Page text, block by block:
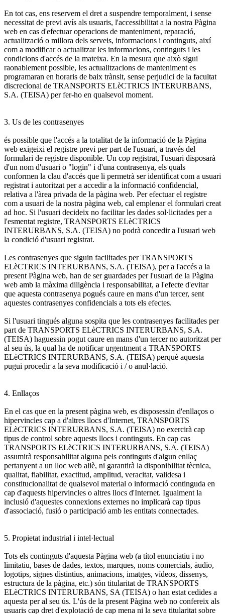
En tot cas, ens reservem el dret a suspendre temporalment, i sense
necessitat de previ avís als usuaris, l'accessibilitat a la nostra Pàgina
web en cas d'efectuar operacions de manteniment, reparació,
actualització o millora dels serveis, informacions i continguts, així
com a modificar o actualitzar les informacions, continguts i les
condicions d'accés de la mateixa. En la mesura que això sigui
raonablement possible, les actualitzacions de manteniment es
programaran en horaris de baix trànsit, sense perjudici de la facultat
discrecional de TRANSPORTS ELèCTRICS INTERURBANS,
S.A. (TEISA) per fer-ho en qualsevol moment.
3. Us de les contrasenyes
és possible que l'accés a la totalitat de la informació de la Pàgina
web exigeixi el registre previ per part de l'usuari, a través del
formulari de registre disponible. Un cop registrat, l'usuari disposarà
d'un nom d'usuari o "login" i d'una contrasenya, els quals
conformen la clau d'accés que li permetrà ser identificat com a usuari
registrat i autoritzat per a accedir a la informació confidencial,
relativa a l'àrea privada de la pàgina web. Per efectuar el registre
com a usuari de la nostra pàgina web, cal emplenar el formulari creat
ad hoc. Si l'usuari decideix no facilitar les dades sol·licitades per a
l'esmentat registre, TRANSPORTS ELèCTRICS
INTERURBANS, S.A. (TEISA) no podrà concedir a l'usuari web
la condició d'usuari registrat.
Les contrasenyes que siguin facilitades per TRANSPORTS
ELèCTRICS INTERURBANS, S.A. (TEISA), per a l'accés a la
present Pàgina web, han de ser guardades per l'usuari de la Pàgina
web amb la màxima diligència i responsabilitat, a l'efecte d'evitar
que aquesta contrasenya pogués caure en mans d'un tercer, sent
aquestes contrasenyes confidencials a tots els efectes.
Si l'usuari tingués alguna sospita que les contrasenyes facilitades per
part de TRANSPORTS ELèCTRICS INTERURBANS, S.A.
(TEISA) haguessin pogut caure en mans d'un tercer no autoritzat per
al seu ús, la qual ha de notificar urgentment a TRANSPORTS
ELèCTRICS INTERURBANS, S.A. (TEISA) perquè aquesta
pugui procedir a la seva modificació i / o anul·lació.
4. Enllaços
En el cas que en la present pàgina web, es disposessin d'enllaços o
hipervincles cap a d'altres llocs d'Internet, TRANSPORTS
ELèCTRICS INTERURBANS, S.A. (TEISA) no exercirà cap
tipus de control sobre aquests llocs i continguts. En cap cas
TRANSPORTS ELèCTRICS INTERURBANS, S.A. (TEISA)
assumirà responsabilitat alguna pels continguts d'algun enllaç
pertanyent a un lloc web aliè, ni garantirà la disponibilitat tècnica,
qualitat, fiabilitat, exactitud, amplitud, veracitat, validesa i
constitucionalitat de qualsevol material o informació continguda en
cap d'aquests hipervincles o altres llocs d'Internet. Igualment la
inclusió d'aquestes connexions externes no implicarà cap tipus
d'associació, fusió o participació amb les entitats connectades.
5. Propietat industrial i intel·lectual
Tots els continguts d'aquesta Pàgina web (a títol enunciatiu i no
limitatiu, bases de dades, textos, marques, noms comercials, àudio,
logotips, signes distintius, animacions, imatges, vídeos, dissenys,
estructura de la pàgina, etc.) són titularitat de TRANSPORTS
ELèCTRICS INTERURBANS, SA (TEISA) o han estat cedides a
aquesta per al seu ús. L'ús de la present Pàgina web no confereix als
usuaris cap dret d'explotació de cap mena ni la seva titularitat sobre